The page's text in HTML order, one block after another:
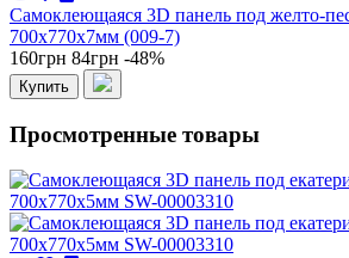
Самоклеющаяся 3D панель под желто-
700x770x7мм (009-7)
160грн 84грн -48%
Купить
Просмотренные товары